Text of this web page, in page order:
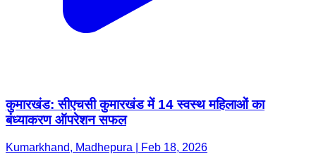
कुमारखंड: सीएचसी कुमारखंड में 14 स्वस्थ महिलाओं का
बंध्याकरण ऑपरेशन सफल
Kumarkhand, Madhepura | Feb 18, 2026